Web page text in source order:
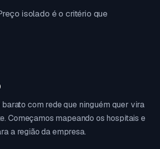
isolado é o critério que
com rede que ninguém quer vira
Começamos mapeando os hospitais e
a região da empresa.